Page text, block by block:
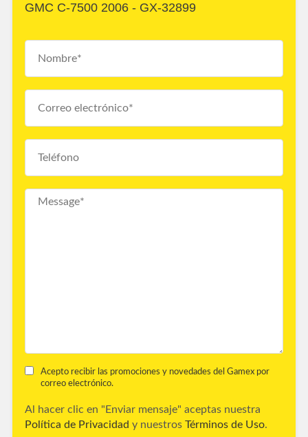
GMC C-7500 2006 - GX-32899
Acepto recibir las promociones y novedades del Gamex por
correo electrónico.
Al hacer clic en "Enviar mensaje" aceptas nuestra
Política de Privacidad y nuestros Términos de Uso.